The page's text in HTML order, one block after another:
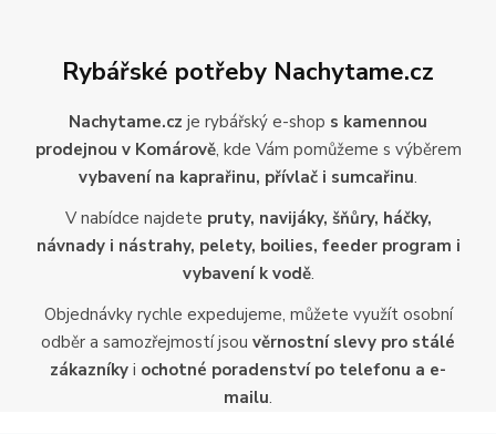
Rybářské potřeby Nachytame.cz
Nachytame.cz je rybářský e-shop s kamennou
prodejnou v Komárově, kde Vám pomůžeme s výběrem
vybavení na kaprařinu, přívlač i sumcařinu.
V nabídce najdete pruty, navijáky, šňůry, háčky,
návnady i nástrahy, pelety, boilies, feeder program i
vybavení k vodě.
Objednávky rychle expedujeme, můžete využít osobní
odběr a samozřejmostí jsou věrnostní slevy pro stálé
zákazníky i ochotné poradenství po telefonu a e-
mailu.